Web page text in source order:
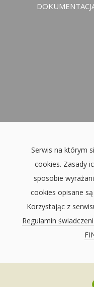
Serwis na którym
cookies. Zasady
sposobie
cookies opisane
Korzystając z
Regulamin